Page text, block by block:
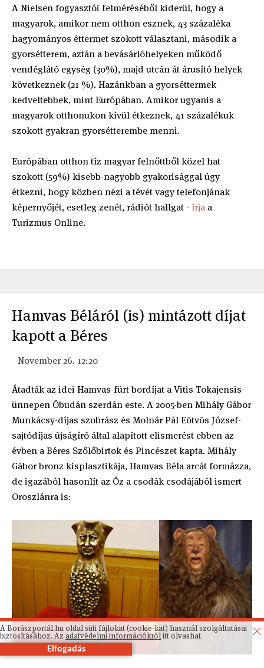
A Nielsen fogyasztói felméréséből kiderül, hogy a
magyarok, amikor nem otthon esznek, 43 százaléka
hagyományos éttermet szokott választani, második a
gyorsétterem, aztán a bevásárlóhelyeken működő
vendéglátó egység (30%), majd utcán át árusító helyek
következnek (21 %). Hazánkban a gyorséttermek
kedveltebbek, mint Európában. Amikor ugyanis a
magyarok otthonukon kívül étkeznek, 41 százalékuk
szokott gyakran gyorsétterembe menni.
Európában otthon tíz magyar felnőttből közel hat
szokott (59%) kisebb-nagyobb gyakorisággal úgy
étkezni, hogy közben nézi a tévét vagy telefonjának
képernyőjét, esetleg zenét, rádiót hallgat - írja a
Turizmus Online.
Hamvas Béláról (is) mintázott díjat
kapott a Béres
November 26. 12:20
Átadták az idei Hamvas-fürt bordíjat a Vitis Tokajensis
ünnepen Óbudán szerdán este. A 2005-ben Mihály Gábor
Munkácsy-díjas szobrász és Molnár Pál Eötvös József-
sajtódíjas újságíró által alapított elismerést ebben az
évben a Béres Szőlőbirtok és Pincészet kapta. Mihály
Gábor bronz kisplasztikája, Hamvas Béla arcát formázza,
de igazából hasonlít az Óz a csodák csodájából ismert
Oroszlánra is:
A Borászportál.hu oldal süti fájlokat (cookie-kat) használ szolgáltatásai
biztosításához. Az adatvédelmi információkrólitt olvashat.
Elfogadás